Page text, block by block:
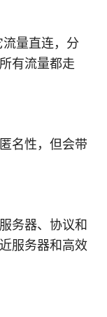
量直连，分
有流量都走
名性，但会带
务器、协议和
服务器和高效